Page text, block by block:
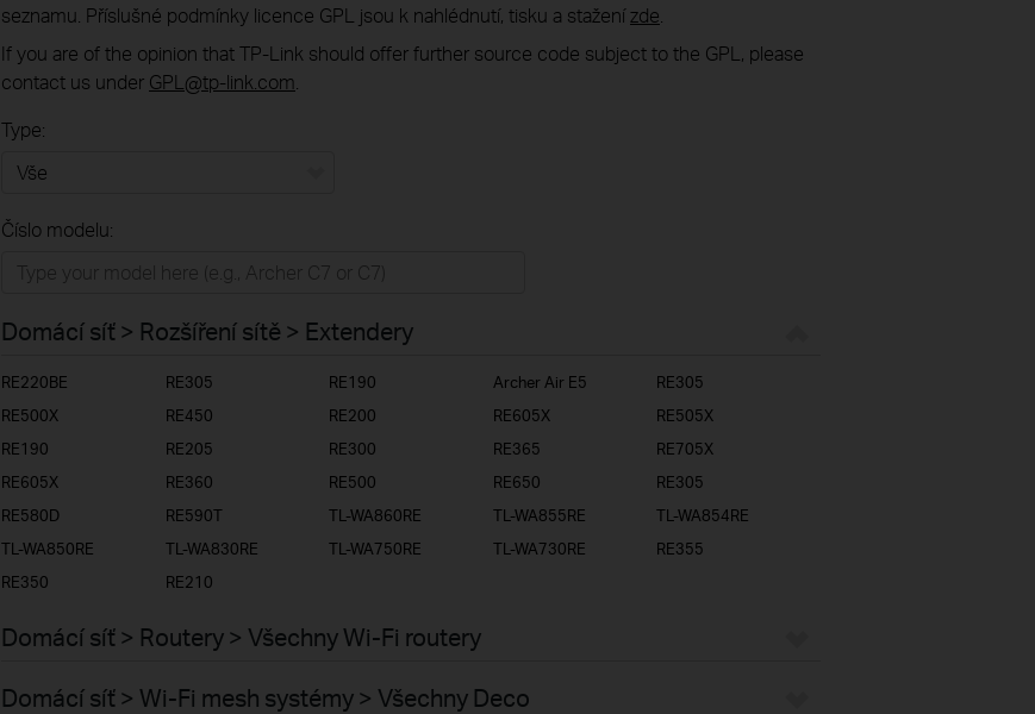
seznamu. Příslušné podmínky licence GPL jsou k nahlédnutí, tisku a staženízde
If you are of the opinion that TP-Link should offer further source code subject to the GPL, please
contact us under GPL@tp-link.com
Type:
Business
ISP
Číslo modelu:
Domácí síť > Rozšíření sítě > Extendery
RE220BE RE305 RE190 Archer Air E5
RE305
RE500X
RE450 RE200 RE605X
RE505X
RE190
RE205 RE300 RE365
RE705X
RE605X
RE360 RE500 RE650
RE305
RE580D
RE590T TL-WA860RE TL-WA855RE
TL-WA854RE
TL-WA850RE
TL-WA830RE TL-WA750RE TL-WA730RE
RE355
RE350
RE210
Domácí síť > Routery > Všechny Wi-Fi routery
Domácí síť > Wi-Fi mesh systémy > Všechny Deco